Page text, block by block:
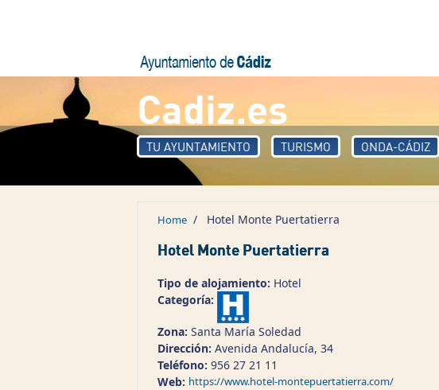
Cadiz.es
TU AYUNTAMIENTO TURISMO ONDA-CÁDIZ
Home / Hotel Monte Puertatierra
Hotel Monte Puertatierra
Tipo de alojamiento: Hotel
Categoría:
Zona: Santa María Soledad
Dirección: Avenida Andalucía, 34
Teléfono: 956 27 21 11
Web: https://www.hotel-montepuertatierra.com/